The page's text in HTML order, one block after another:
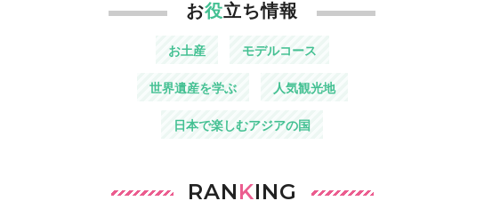
お役立ち情報
お土産 モデルコース
世界遺産を学ぶ 人気観光地
日本で楽しむアジアの国
RANKING